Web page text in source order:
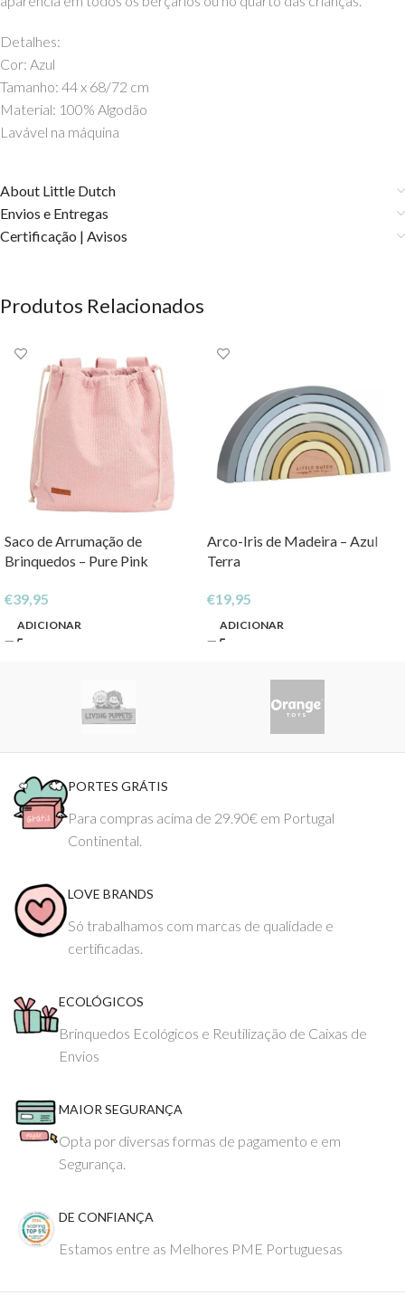
Detalhes:
Cor: Azul
Tamanho: 44 x 68/72 cm
Material: 100% Algodão
Lavável na máquina
About Little Dutch
Envios e Entregas
Certificação | Avisos
Produtos Relacionados
Saco de Arrumação de
Brinquedos – Pure Pink
€39,95
ADICIONAR
Arco-Iris de Madeira – Azul
Terra
€19,95
ADICIONAR
PORTES GRÁTIS
Para compras acima de 29.90€ em Portugal
Continental.
LOVE BRANDS
Só trabalhamos com marcas de qualidade e
certificadas.
ECOLÓGICOS
Brinquedos Ecológicos e Reutilização de Caixas de
Envios
MAIOR SEGURANÇA
Opta por diversas formas de pagamento e em
Segurança.
DE CONFIANÇA
Estamos entre as Melhores PME Portuguesas